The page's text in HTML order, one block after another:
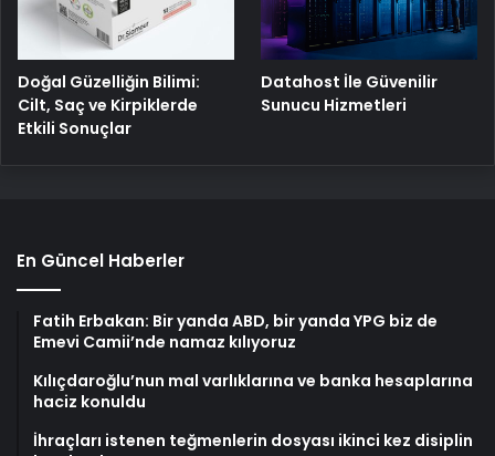
Doğal Güzelliğin Bilimi:
Cilt, Saç ve Kirpiklerde
Etkili Sonuçlar
Datahost İle Güvenilir
Sunucu Hizmetleri
En Güncel Haberler
Fatih Erbakan: Bir yanda ABD, bir yanda YPG biz de
Emevi Camii’nde namaz kılıyoruz
Kılıçdaroğlu’nun mal varlıklarına ve banka hesaplarına
haciz konuldu
İhraçları istenen teğmenlerin dosyası ikinci kez disiplin